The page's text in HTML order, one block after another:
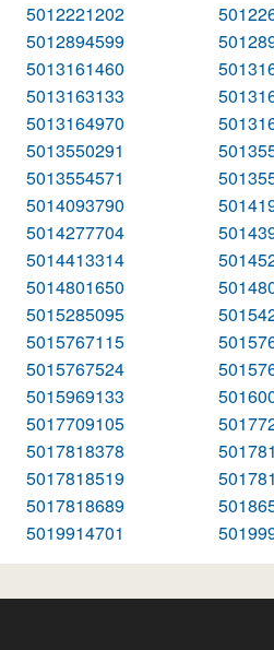
5012221202
5012894599
5013161460
5013163133
5013164970
5013550291
5013554571
5014093790
5014277704
5014413314
5014801650
5015285095
5015767115
5015767524
5015969133
5017709105
5017818378
5017818519
5017818689
5019914701